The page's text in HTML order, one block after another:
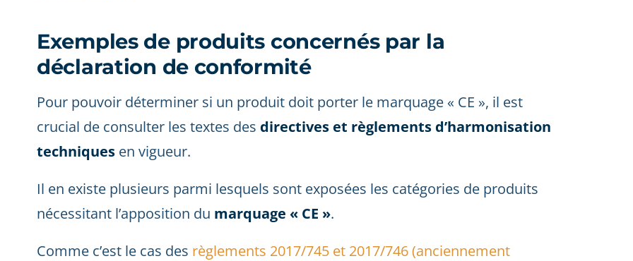
Exemples de produits concernés par la
déclaration de conformité
Pour pouvoir déterminer si un produit doit porter le marquage « CE », il est
crucial de consulter les textes des directives et règlements d’harmonisation
techniques en vigueur.
Il en existe plusieurs parmi lesquels sont exposées les catégories de produits
nécessitant l’apposition du marquage « CE ».
Comme c’est le cas des règlements 2017/745 et 2017/746 (anciennement